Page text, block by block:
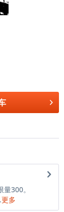
300。
更多